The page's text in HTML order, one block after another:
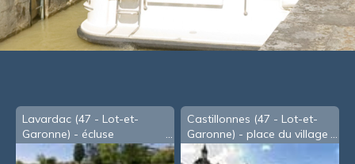
Lavardac (47 - Lot-et-
Garonne) - écluse
Castillonnes (47 - Lot-et-
Garonne) - place du village